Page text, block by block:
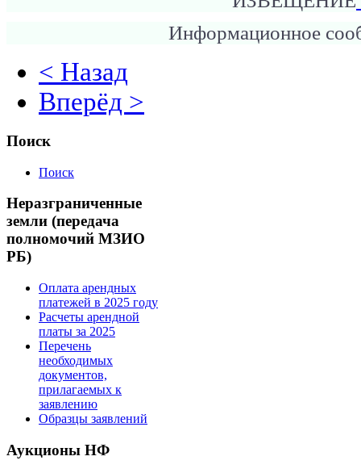
Информационное
< Назад
Вперёд >
Поиск
Поиск
Неразграниченные
земли (передача
полномочий МЗИО
РБ)
Оплата арендных
платежей в 2025 году
Расчеты арендной
платы за 2025
Перечень
необходимых
документов,
прилагаемых к
заявлению
Образцы заявлений
Аукционы НФ